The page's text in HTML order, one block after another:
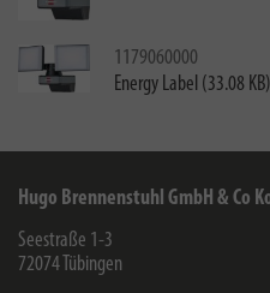
1179060000
Energy Label (33.08 KB)
Hugo Brennenstuhl GmbH & Co
Seestraße 1-3
72074 Tübingen